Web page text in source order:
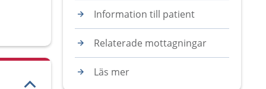
Information till patient
Relaterade mottagningar
Läs mer